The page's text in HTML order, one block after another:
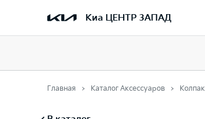
Киа ЦЕНТР ЗАПАД
Главная Каталог Аксессуаров